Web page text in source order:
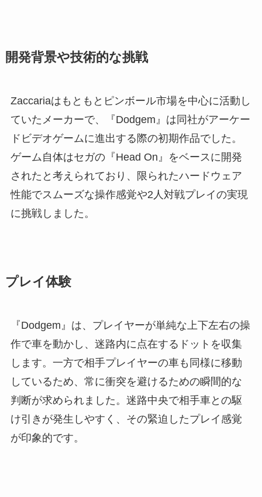
開発背景や技術的な挑戦
Zaccariaはもともとピンボール市場を中心に活動し
ていたメーカーで、『Dodgem』は同社がアーケー
ドビデオゲームに進出する際の初期作品でした。
ゲーム自体はセガの『Head On』をベースに開発
されたと考えられており、限られたハードウェア
性能でスムーズな操作感覚や2人対戦プレイの実現
に挑戦しました。
プレイ体験
『Dodgem』は、プレイヤーが単純な上下左右の操
作で車を動かし、迷路内に点在するドットを収集
します。一方で相手プレイヤーの車も同様に移動
しているため、常に衝突を避けるための瞬間的な
判断が求められました。迷路中央で相手車との駆
け引きが発生しやすく、その緊迫したプレイ感覚
が印象的です。